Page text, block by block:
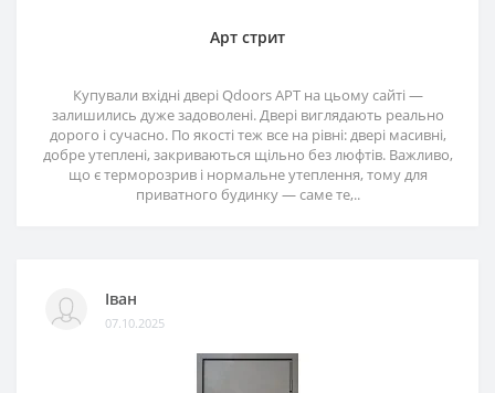
Арт стрит
Купували вхідні двері Qdoors АРТ на цьому сайті —
залишились дуже задоволені. Двері виглядають реально
дорого і сучасно. По якості теж все на рівні: двері масивні,
добре утеплені, закриваються щільно без люфтів. Важливо,
що є терморозрив і нормальне утеплення, тому для
приватного будинку — саме те,..
Іван
07.10.2025